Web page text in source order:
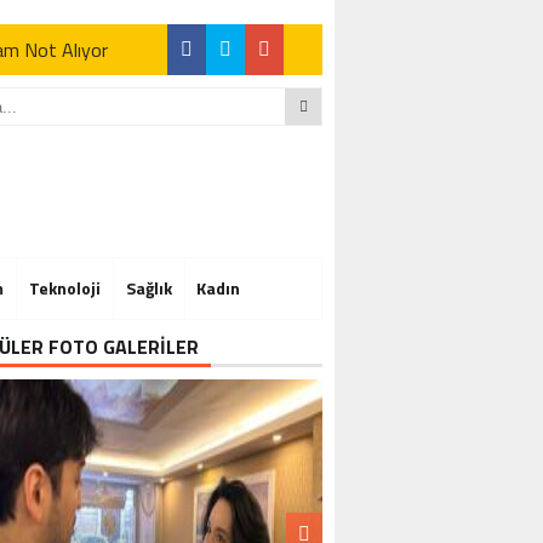
Not Alıyor
Not Alıyor
Teknoloji Sağlık Kadın
FOTO GALERİLER